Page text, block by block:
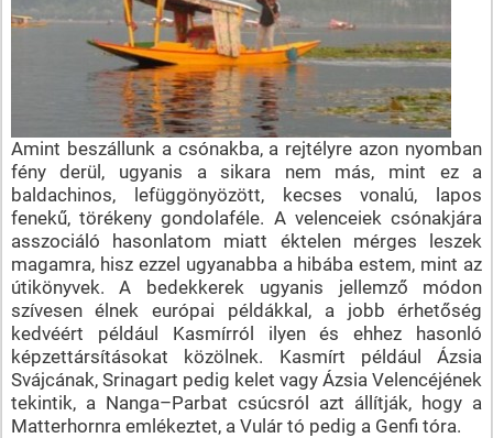
Amint beszállunk a csónakba, a rejtélyre azon nyomban
fény derül, ugyanis a sikara nem más, mint ez a
baldachinos, lefüggönyözött, kecses vonalú, lapos
fenekű, törékeny gondolaféle. A velenceiek csónakjára
asszociáló hasonlatom miatt éktelen mérges leszek
magamra, hisz ezzel ugyanabba a hibába estem, mint az
útikönyvek. A bedekkerek ugyanis jellemző módon
szívesen élnek európai példákkal, a jobb érhetőség
kedvéért például Kasmírról ilyen és ehhez hasonló
képzettársításokat közölnek. Kasmírt például Ázsia
Svájcának, Srinagart pedig kelet vagy Ázsia Velencéjének
tekintik, a Nanga–Parbat csúcsról azt állítják, hogy a
Matterhornra emlékeztet, a Vulár tó pedig a Genfi tóra.